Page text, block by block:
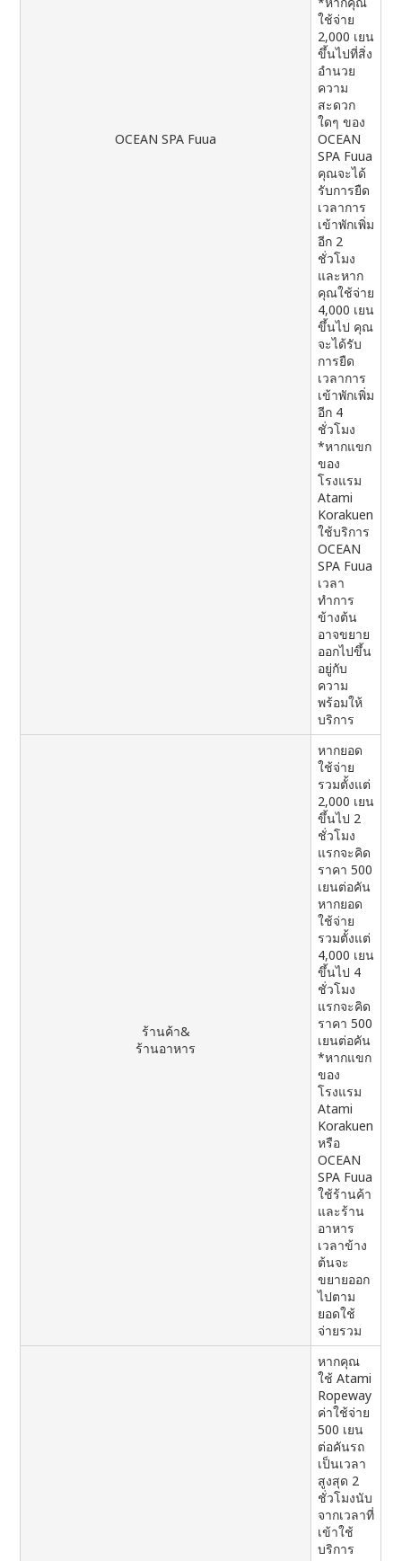
OCEAN SPA Fuua
ใช้จ่าย
2,000 เยน
ขึ้นไปที่สิ่ง
อำนวย
ความ
สะดวก
ใดๆ ของ
OCEAN
SPA Fuua
คุณจะได้
รับการยืด
เวลาการ
เข้าพักเพิ่ม
อีก 2
ชั่วโมง
และหาก
คุณใช้จ่าย
4,000 เยน
ขึ้นไป คุณ
จะได้รับ
การยืด
เวลาการ
เข้าพักเพิ่ม
อีก 4
ชั่วโมง
*หากแขก
ของ
โรงแรม
Atami
Korakuen
ใช้บริการ
OCEAN
SPA Fuua
เวลา
ทำการ
ข้างต้น
อาจขยาย
ออกไปขึ้น
อยู่กับ
ความ
พร้อมให้
บริการ
ร้านค้า&
ร้านอาหาร
หากยอด
ใช้จ่าย
รวมตั้งแต่
2,000 เยน
ขึ้นไป 2
ชั่วโมง
แรกจะคิด
ราคา 500
เยนต่อคัน
หากยอด
ใช้จ่าย
รวมตั้งแต่
4,000 เยน
ขึ้นไป 4
ชั่วโมง
แรกจะคิด
ราคา 500
เยนต่อคัน
*หากแขก
ของ
โรงแรม
Atami
Korakuen
หรือ
OCEAN
SPA Fuua
ใช้ร้านค้า
และร้าน
อาหาร
เวลาข้าง
ต้นจะ
ขยายออก
ไปตาม
ยอดใช้
จ่ายรวม
หากคุณ
ใช้ Atami
Ropeway
ค่าใช้จ่าย
500 เยน
ต่อคันรถ
เป็นเวลา
สูงสุด 2
ชั่วโมงนับ
จากเวลาที่
เข้าใช้
บริการ